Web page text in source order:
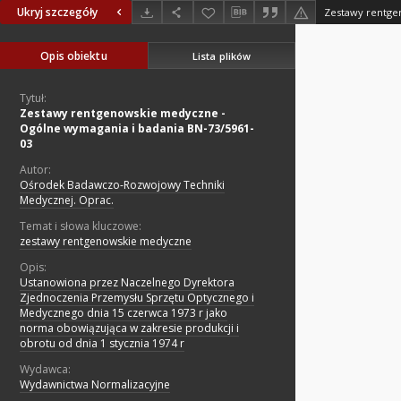
Ukryj szczegóły
Opis obiektu Lista plików
Tytuł:
Zestawy rentgenowskie medyczne -
Ogólne wymagania i badania BN-73/5961-
03
Autor:
Ośrodek Badawczo-Rozwojowy Techniki
Medycznej. Oprac.
Temat i słowa kluczowe:
zestawy rentgenowskie medyczne
Opis:
Ustanowiona przez Naczelnego Dyrektora
Zjednoczenia Przemysłu Sprzętu Optycznego i
Medycznego dnia 15 czerwca 1973 r jako
norma obowiązująca w zakresie produkcji i
obrotu od dnia 1 stycznia 1974 r
Wydawca:
Wydawnictwa Normalizacyjne